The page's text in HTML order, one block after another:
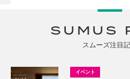
SUMUS
スムーズ注目